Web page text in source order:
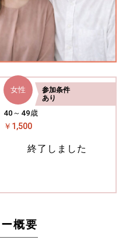
女性
40～49歳
￥1,500
参加条件
あり
終了しました
概要